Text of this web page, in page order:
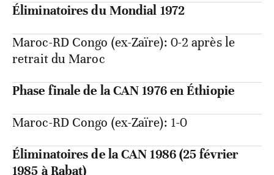
Éliminatoires du Mondial 1972
Maroc-RD Congo (ex-Zaïre): 0-2 après le
retrait du Maroc
Phase finale de la CAN 1976 en Éthiopie
Maroc-RD Congo (ex-Zaïre): 1-0
Éliminatoires de la CAN 1986 (25 février
1985 à Rabat)